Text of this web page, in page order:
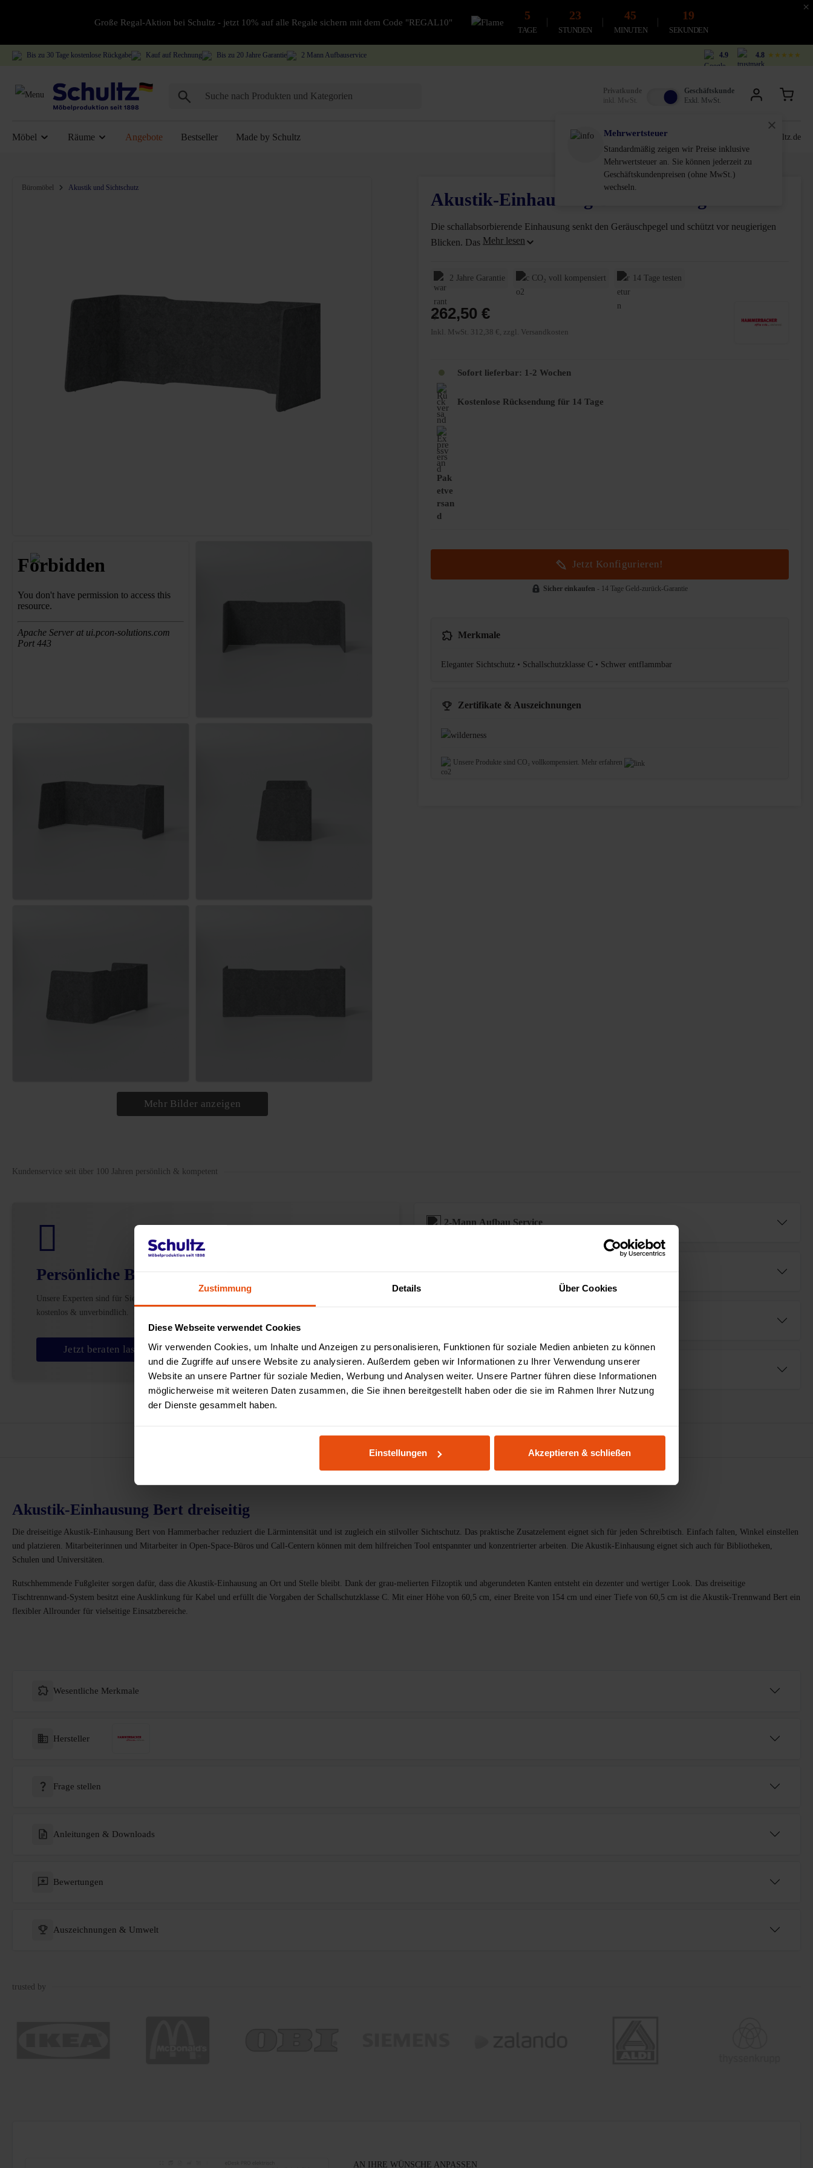
Zustimmung Details Über Cookies
Diese Webseite verwendet Cookies
Wir verwenden Cookies, um Inhalte und Anzeigen zu personalisieren, Funktionen für soziale Medien anbieten zu können
und die Zugriffe auf unsere Website zu analysieren. Außerdem geben wir Informationen zu Ihrer Verwendung unserer
Website an unsere Partner für soziale Medien, Werbung und Analysen weiter. Unsere Partner führen diese Informationen
möglicherweise mit weiteren Daten zusammen, die Sie ihnen bereitgestellt haben oder die sie im Rahmen Ihrer Nutzung
der Dienste gesammelt haben.
Einstellungen Akzeptieren & schließen
×
Große Regal-Aktion bei Schultz - jetzt 10% auf alle Regale sichern mit dem Code "REGAL10"
5
TAGE
23
STUNDEN
45
MINUTEN
18
SEKUNDEN
Bis zu 30 Tage kostenlose Rückgabe Kauf auf Rechnung Bis zu 20 Jahre Garantie 2 Mann Aufbauservice 4.9 4.8 ★★★★★
Privatkunde
inkl. MwSt.
Geschäftskunde
Exkl. MwSt.
Möbel Räume Angebote Bestseller Made by Schultz service@schultz.de
Bildergalerie überspringen
Büromöbel Akustik und Sichtschutz
Mehr Bilder anzeigen
Akustik-Einhausung Bert dreiseitig
Die schallabsorbierende Einhausung senkt den Geräuschpegel und schützt vor neugierigen
Blicken. Das
2 Jahre Garantie CO₂ voll kompensiert 14 Tage testen
262,50 €
Inkl. MwSt. 312,38 €, zzgl. Versandkosten
Sofort lieferbar: 1-2 Wochen
Kostenlose Rücksendung für 14 Tage
Pak
etve
rsan
d
Jetzt Konfigurieren!
Sicher einkaufen - 14 Tage Geld-zurück-Garantie
Merkmale
Eleganter Sichtschutz • Schallschutzklasse C • Schwer entflammbar
Zertifikate & Auszeichnungen
Unsere Produkte sind CO₂ vollkompensiert. Mehr erfahren
Kundenservice seit über 100 Jahren persönlich & kompetent
Persönliche Beratung
Unsere Experten sind für Sie da –
kostenlos & unverbindlich.
Jetzt beraten lassen
2-Mann Aufbau Service
Sonderanfertigungen
Akustik-Einhausung Bert dreiseitig
Die dreiseitige Akustik-Einhausung Bert von Hammerbacher reduziert die Lärmintensität und ist zugleich ein stilvoller Sichtschutz. Das praktische Zusatzelement eignet sich für jeden Schreibtisch. Einfach falten, Winkel einstellen
und platzieren. Mitarbeiterinnen und Mitarbeiter in Open-Space-Büros und Call-Centern können mit dem hilfreichen Tool entspannter und konzentrierter arbeiten. Die Akustik-Einhausung eignet sich auch für Bibliotheken,
Schulen und Universitäten.
Rutschhemmende Fußgleiter sorgen dafür, dass die Akustik-Einhausung an Ort und Stelle bleibt. Dank der grau-melierten Filzoptik und abgerundeten Kanten entsteht ein dezenter und wertiger Look. Das dreiseitige
Tischtrennwand-System besitzt eine Ausklinkung für Kabel und erfüllt die Vorgaben der Schallschutzklasse C. Mit einer Höhe von 60,5 cm, einer Breite von 154 cm und einer Tiefe von 60,5 cm ist die Akustik-Trennwand Bert ein
flexibler Allrounder für vielseitige Einsatzbereiche.
Wesentliche Merkmale
Hersteller
Frage stellen
Anleitungen & Downloads
Bewertungen
Auszeichnungen & Umwelt
trusted by
AN IHRE WÜNSCHE ANPASSEN
Mehrwertsteuer
Standardmäßig zeigen wir Preise inklusive
Mehrwertsteuer an. Sie können jederzeit zu
Geschäftskundenpreisen (ohne MwSt.)
wechseln.